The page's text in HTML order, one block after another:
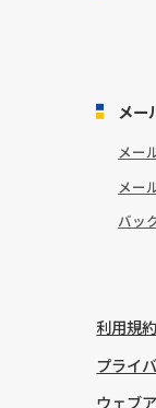
メー
メー
メー
バッ
利用規約
プライ
ウェブ